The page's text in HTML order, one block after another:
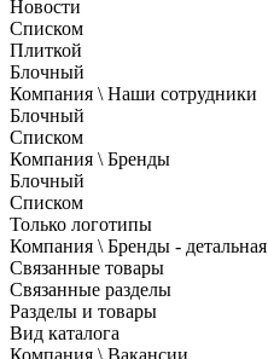
Новости
Списком
Плиткой
Блочный
Компания \ Наши сотрудники
Блочный
Списком
Компания \ Бренды
Блочный
Списком
Только логотипы
Компания \ Бренды - детальная
Связанные товары
Связанные разделы
Разделы и товары
Вид каталога
Компания \ Вакансии